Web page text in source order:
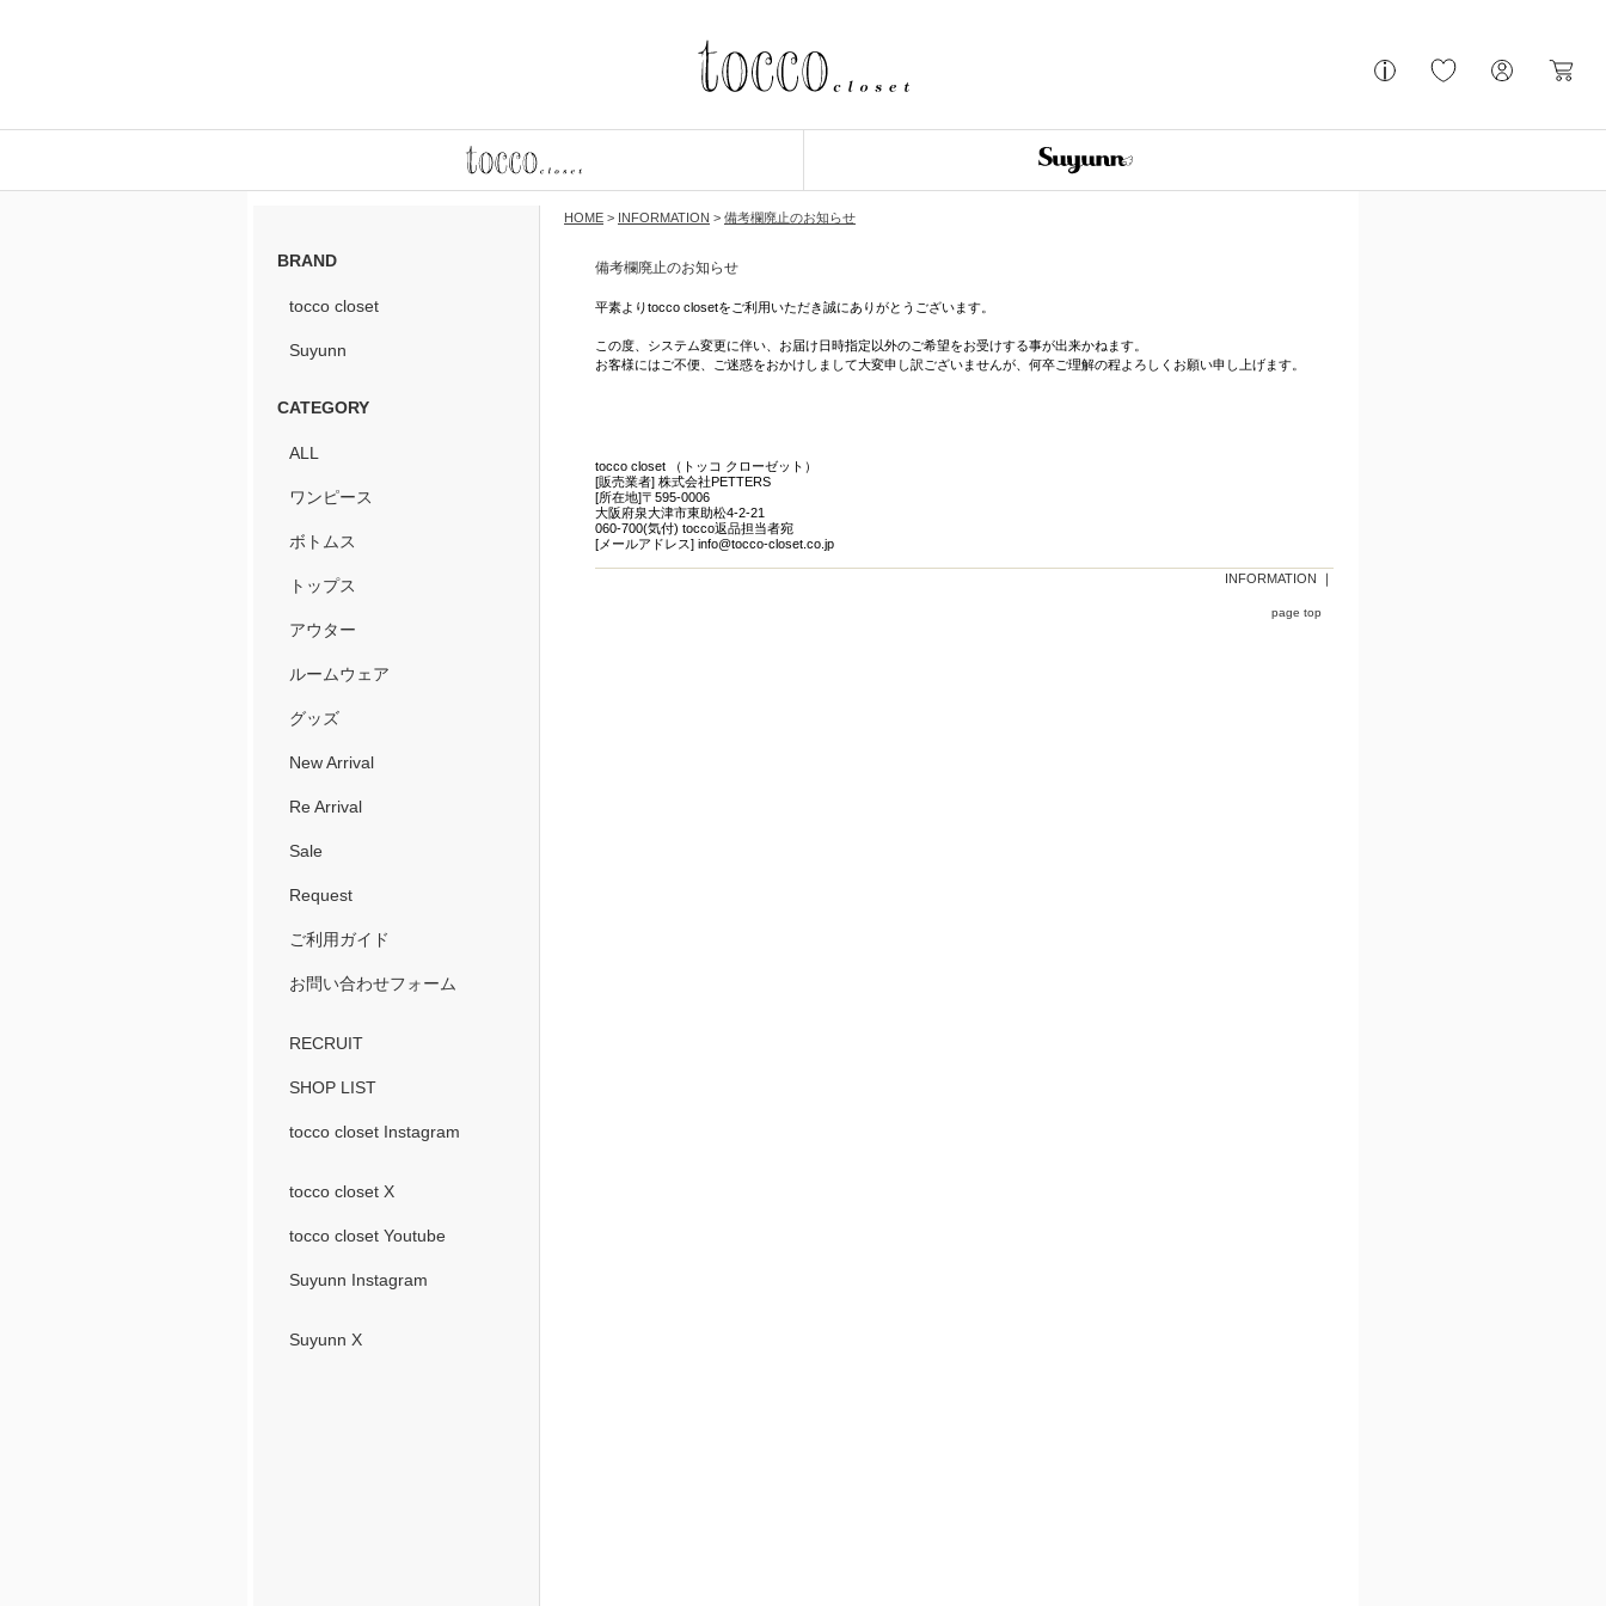
BRAND
tocco closet
Suyunn
CATEGORY
ALL
ワンピース
ボトムス
トップス
アウター
ルームウェア
グッズ
New Arrival
Re Arrival
Sale
Request
ご利用ガイド
お問い合わせフォーム
RECRUIT
SHOP LIST
tocco closet Instagram
tocco closet X
tocco closet Youtube
Suyunn Instagram
Suyunn X
HOME > INFORMATION > 備考欄廃止のお知らせ
備考欄廃止のお知らせ
平素よりtocco closetをご利用いただき誠にありがとうございます。
この度、システム変更に伴い、お届け日時指定以外のご希望をお受けする事が出来かねます。
お客様にはご不便、ご迷惑をおかけしまして大変申し訳ございませんが、何卒ご理解の程よろしくお願い申し上げます。
tocco closet （トッコ クローゼット）
[販売業者] 株式会社PETTERS
[所在地]〒595-0006
大阪府泉大津市東助松4-2-21
060-700(気付) tocco返品担当者宛
[メールアドレス] info@tocco-closet.co.jp
INFORMATION ｜
page top